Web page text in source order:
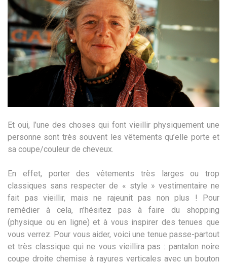
Et oui, l’une des choses qui font vieillir physiquement une
personne sont très souvent les vêtements qu’elle porte et
sa coupe/couleur de cheveux.
En effet, porter des vêtements très larges ou trop
classiques sans respecter de « style » vestimentaire ne
fait pas vieillir, mais ne rajeunit pas non plus ! Pour
remédier à cela, n’hésitez pas à faire du shopping
(physique ou en ligne) et à vous inspirer des tenues que
vous verrez. Pour vous aider, voici une tenue passe-partout
et très classique qui ne vous vieillira pas : pantalon noire
coupe droite chemise à rayures verticales avec un bouton